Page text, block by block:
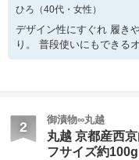
ひろ （40代・ 女性 ）
デザイン性にすぐれ 履き
り。 普段使いにもできる
2 御漬物∞丸越
丸越 京都産西
フサイズ約